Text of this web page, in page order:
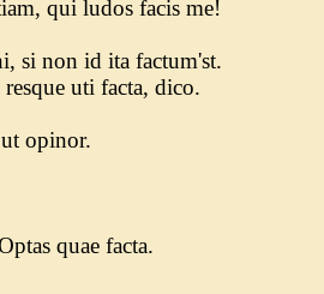
qui ludos facis me!
si non id ita factum'st.
uti facta, dico.
opinor.
facta.